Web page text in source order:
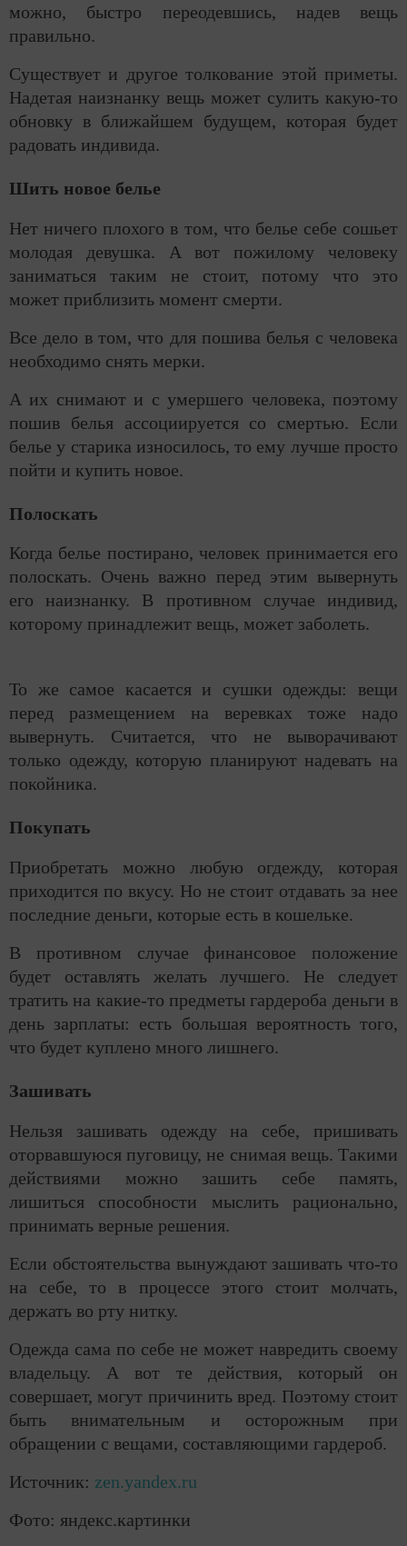
можно, быстро переодевшись, надев вещь
правильно.
Существует и другое толкование этой приметы.
Надетая наизнанку вещь может сулить какую-то
обновку в ближайшем будущем, которая будет
радовать индивида.
Шить новое белье
Нет ничего плохого в том, что белье себе сошьет
молодая девушка. А вот пожилому человеку
заниматься таким не стоит, потому что это
может приблизить момент смерти.
Все дело в том, что для пошива белья с человека
необходимо снять мерки.
А их снимают и с умершего человека, поэтому
пошив белья ассоциируется со смертью. Если
белье у старика износилось, то ему лучше просто
пойти и купить новое.
Полоскать
Когда белье постирано, человек принимается его
полоскать. Очень важно перед этим вывернуть
его наизнанку. В противном случае индивид,
которому принадлежит вещь, может заболеть.
То же самое касается и сушки одежды: вещи
перед размещением на веревках тоже надо
вывернуть. Считается, что не выворачивают
только одежду, которую планируют надевать на
покойника.
Покупать
Приобретать можно любую огдежду, которая
приходится по вкусу. Но не стоит отдавать за нее
последние деньги, которые есть в кошельке.
В противном случае финансовое положение
будет оставлять желать лучшего. Не следует
тратить на какие-то предметы гардероба деньги в
день зарплаты: есть большая вероятность того,
что будет куплено много лишнего.
Зашивать
Нельзя зашивать одежду на себе, пришивать
оторвавшуюся пуговицу, не снимая вещь. Такими
действиями можно зашить себе память,
лишиться способности мыслить рационально,
принимать верные решения.
Если обстоятельства вынуждают зашивать что-то
на себе, то в процессе этого стоит молчать,
держать во рту нитку.
Одежда сама по себе не может навредить своему
владельцу. А вот те действия, который он
совершает, могут причинить вред. Поэтому стоит
быть внимательным и осторожным при
обращении с вещами, составляющими гардероб.
Источник: zen.yandex.ru
Фото: яндекс.картинки